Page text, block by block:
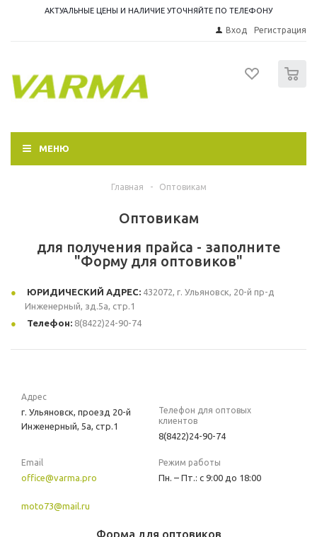
АКТУАЛЬНЫЕ ЦЕНЫ И НАЛИЧИЕ УТОЧНЯЙТЕ ПО ТЕЛЕФОНУ
Вход Регистрация
МЕНЮ
Главная - Оптовикам
Оптовикам
для получения прайса - заполните
"Форму для оптовиков"
ЮРИДИЧЕСКИЙ АДРЕС: 432072, г. Ульяновск, 20-й пр-д
Инженерный, зд.5а, стр.1
Телефон: 8(8422)24-90-74
Адрес
г. Ульяновск, проезд 20-й
Инженерный, 5а, стр.1
Телефон для оптовых
клиентов
8(8422)24-90-74
Email
office@varma.pro
moto73@mail.ru
Режим работы
Пн. – Пт.: с 9:00 до 18:00
Форма для оптовиков